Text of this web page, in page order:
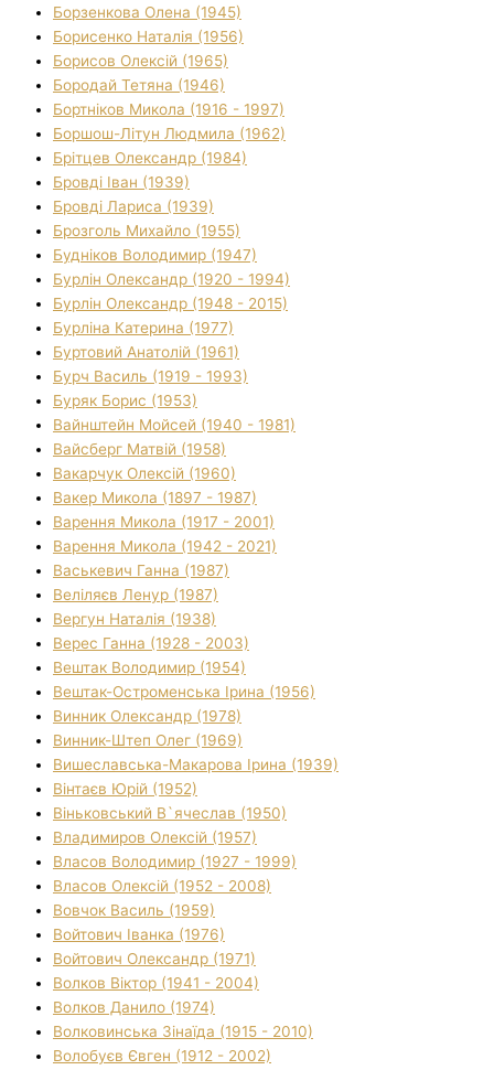
Борзенкова Олена (1945)
Борисенко Наталія (1956)
Борисов Олексій (1965)
Бородай Тетяна (1946)
Бортніков Микола (1916 - 1997)
Боршош-Літун Людмила (1962)
Брітцев Олександр (1984)
Бровді Іван (1939)
Бровді Лариса (1939)
Брозголь Михайло (1955)
Будніков Володимир (1947)
Бурлін Олександр (1920 - 1994)
Бурлін Олександр (1948 - 2015)
Бурліна Катерина (1977)
Буртовий Анатолій (1961)
Бурч Василь (1919 - 1993)
Буряк Борис (1953)
Вайнштейн Мойсей (1940 - 1981)
Вайсберг Матвій (1958)
Вакарчук Олексій (1960)
Вакер Микола (1897 - 1987)
Варення Микола (1917 - 2001)
Варення Микола (1942 - 2021)
Васькевич Ганна (1987)
Веліляєв Ленур (1987)
Вергун Наталія (1938)
Верес Ганна (1928 - 2003)
Вештак Володимир (1954)
Вештак-Остроменська Ірина (1956)
Винник Олександр (1978)
Винник-Штеп Олег (1969)
Вишеславська-Макарова Ірина (1939)
Вінтаєв Юрій (1952)
Віньковський В`ячеслав (1950)
Владимиров Олексій (1957)
Власов Володимир (1927 - 1999)
Власов Олексій (1952 - 2008)
Вовчок Василь (1959)
Войтович Іванка (1976)
Войтович Олександр (1971)
Волков Віктор (1941 - 2004)
Волков Данило (1974)
Волковинська Зінаїда (1915 - 2010)
Волобуєв Євген (1912 - 2002)